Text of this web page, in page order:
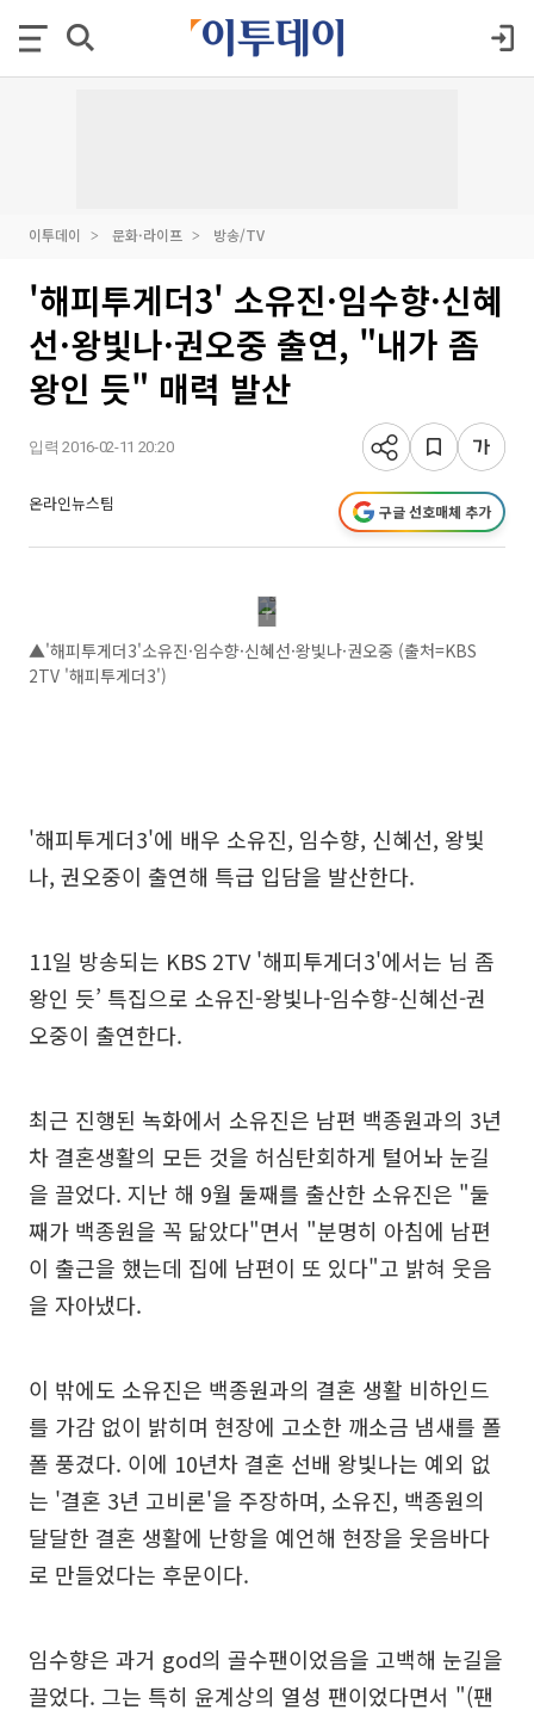
이투데이 문화·라이프 방송/TV
'해피투게더3' 소유진·임수향·신혜
선·왕빛나·권오중 출연, "내가 좀
왕인 듯" 매력 발산
입력 2016-02-11 20:20
온라인뉴스팀 구글 선호매체 추가
▲'해피투게더3'소유진·임수향·신혜선·왕빛나·권오중 (출처=KBS
2TV '해피투게더3')
'해피투게더3'에 배우 소유진, 임수향, 신혜선, 왕빛
나, 권오중이 출연해 특급 입담을 발산한다.
11일 방송되는 KBS 2TV '해피투게더3'에서는 님 좀
왕인 듯’ 특집으로 소유진-왕빛나-임수향-신혜선-권
오중이 출연한다.
최근 진행된 녹화에서 소유진은 남편 백종원과의 3년
차 결혼생활의 모든 것을 허심탄회하게 털어놔 눈길
을 끌었다. 지난 해 9월 둘째를 출산한 소유진은 "둘
째가 백종원을 꼭 닮았다"면서 "분명히 아침에 남편
이 출근을 했는데 집에 남편이 또 있다"고 밝혀 웃음
을 자아냈다.
이 밖에도 소유진은 백종원과의 결혼 생활 비하인드
를 가감 없이 밝히며 현장에 고소한 깨소금 냄새를 폴
폴 풍겼다. 이에 10년차 결혼 선배 왕빛나는 예외 없
는 '결혼 3년 고비론'을 주장하며, 소유진, 백종원의
달달한 결혼 생활에 난항을 예언해 현장을 웃음바다
로 만들었다는 후문이다.
임수향은 과거 god의 골수팬이었음을 고백해 눈길을
끌었다. 그는 특히 윤계상의 열성 팬이었다면서 "(팬